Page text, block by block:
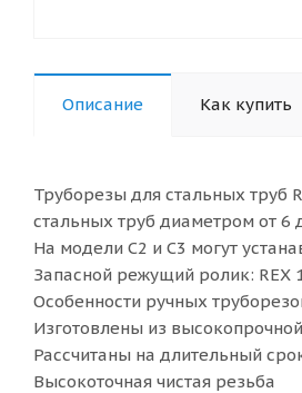
Описание Как купить
Труборезы для стальных труб
стальных труб диаметром от 6
На модели C2 и C3 могут
Запасной режущий ролик: REX
Особенности ручных
Изготовлены из
Рассчитаны на длительный
Высокоточная чистая резьба